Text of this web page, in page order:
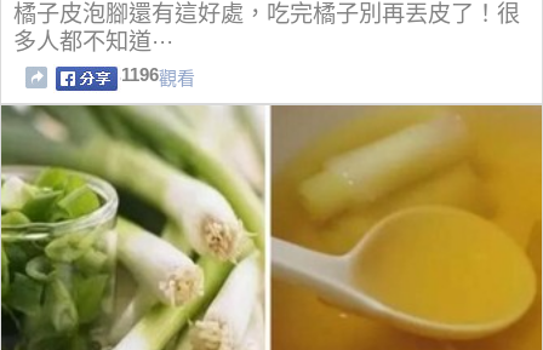
橘子皮泡腳還有這好處，吃完橘子別再丟皮了！很
多人都不知道···
1196觀看